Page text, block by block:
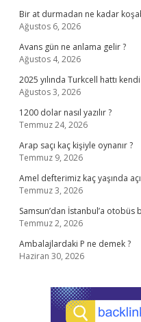
Bir at durmadan ne kadar
Ağustos 6, 2026
Avans gün ne anlama gelir ?
Ağustos 4, 2026
2025 yılında Turkcell hattı
Ağustos 3, 2026
1200 dolar nasıl yazılır ?
Temmuz 24, 2026
Arap saçı kaç kişiyle oynanır ?
Temmuz 9, 2026
Amel defterimiz kaç yaşında
Temmuz 3, 2026
Samsun’dan İstanbul’a otobüs
Temmuz 2, 2026
Ambalajlardaki P ne demek ?
Haziran 30, 2026